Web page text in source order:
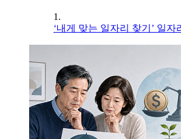
1.
‘내게 맞는 일자리 찾기’ 일자